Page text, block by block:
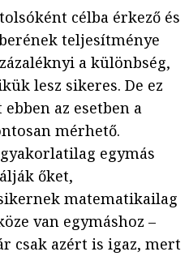
célba érkező és
teljesítménye
a különbség,
lesz sikeres. De ez
az esetben a
mérhető.
egymás
őket,
matematikailag
van egymáshoz –
csak azért is igaz, mert